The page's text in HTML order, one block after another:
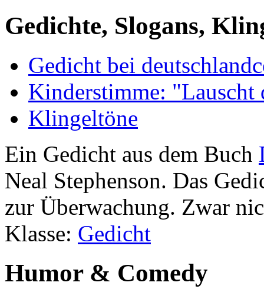
Gedichte, Slogans,
Gedicht bei
Kinderstimme: "Lauscht
Klingeltöne
Ein Gedicht aus dem Buch
Neal Stephenson. Das
zur Überwachung. Zwar
Klasse: Gedicht
Humor & Comedy